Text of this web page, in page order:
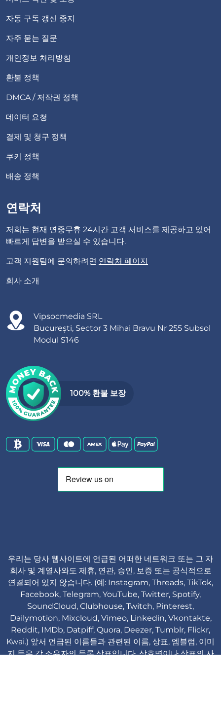
자동 구독 갱신 중지
자주 묻는 질문
개인정보 처리방침
환불 정책
DMCA / 저작권 정책
데이터 요청
결제 및 청구 정책
쿠키 정책
배송 정책
연락처
저희는 현재 연중무휴 24시간 고객 서비스를 제공하고 있어
빠르게 답변을 받으실 수 있습니다.
고객 지원팀에 문의하려면 연락처 페이지
회사 소개
Vipsocmedia SRL
București, Sector 3 Mihai Bravu Nr 255 Subsol
Modul S146
100% 환불 보장
우리는 당사 웹사이트에 언급된 어떠한 네트워크 또는 그 자
회사 및 계열사와도 제휴, 연관, 승인, 보증 또는 공식적으로
연결되어 있지 않습니다. (예: Instagram, Threads, TikTok,
Facebook, Telegram, YouTube, Twitter, Spotify,
SoundCloud, Clubhouse, Twitch, Pinterest,
Dailymotion, Mixcloud, Vimeo, Linkedin, Vkontakte,
Reddit, IMDb, Datpiff, Quora, Deezer, Tumblr, Flickr,
Kwai.) 앞서 언급된 이름들과 관련된 이름, 상표, 엠블럼, 이미
지 등은 각 소유자의 등록 상표입니다. 상호명이나 상표의 사